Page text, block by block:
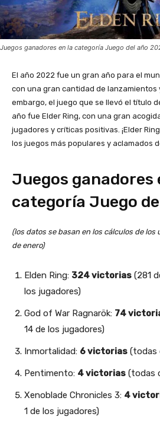
Juegos ganadores en la categoría Juego del año
El año 2022 fue un gran año para el
con una gran cantidad de lanzamientos
embargo, el juego que se llevó el título
año fue Elder Ring, con una gran
jugadores y críticas positivas. ¡Elder
los juegos más populares y aclamados
Juegos ganadores
categoría Juego
(los datos se basan en los cálculos de los
de enero)
Elden Ring: 324 victorias (281
los jugadores)
God of War Ragnarök: 74
14 de los jugadores)
Inmortalidad: 6 victorias (todas
Pentimento: 4 victorias (todas
Xenoblade Chronicles 3: 4
1 de los jugadores)